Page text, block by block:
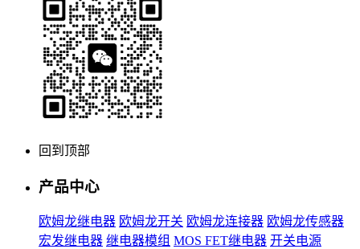
回到顶部
产品中心
欧姆龙继电器 欧姆龙开关 欧姆龙连接器 欧姆龙传感器
宏发继电器 继电器模组 MOS FET继电器 开关电源